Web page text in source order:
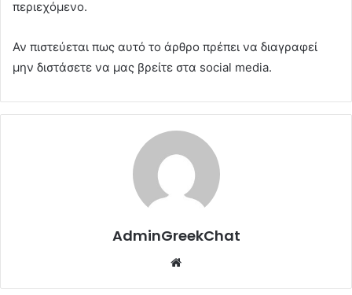
περιεχόμενο.
Αν πιστεύεται πως αυτό το άρθρο πρέπει να διαγραφεί
μην διστάσετε να μας βρείτε στα social media.
AdminGreekChat